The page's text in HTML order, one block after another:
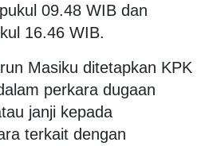
09.48 WIB dan
16.46 WIB.
Masiku ditetapkan KPK
perkara dugaan
janji kepada
terkait dengan